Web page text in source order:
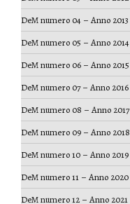
DeM numero 04 – Anno 2013
DeM numero 05 – Anno 2014
DeM numero 06 – Anno 2015
DeM numero 07 – Anno 2016
DeM numero 08 – Anno 2017
DeM numero 09 – Anno 2018
DeM numero 10 – Anno 2019
DeM numero 11 – Anno 2020
DeM numero 12 – Anno 2021